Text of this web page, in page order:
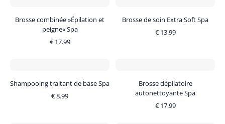
Brosse combinée »Épilation et
peigne« Spa
€ 17.99
Brosse de soin Extra Soft Spa
€ 13.99
Shampooing traitant de base Spa
€8.99
Brosse dépilatoire
autonettoyante Spa
€ 17.99